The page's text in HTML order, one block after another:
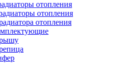
отопления
отопления
отопления